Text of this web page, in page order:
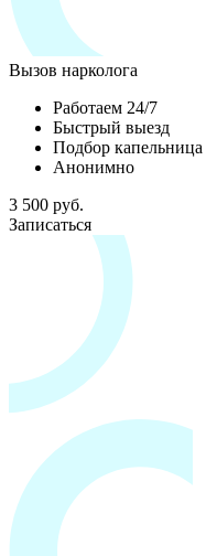
Вызов нарколога
Работаем 24/7
Быстрый выезд
Подбор капельница
Анонимно
3 500 руб.
Записаться